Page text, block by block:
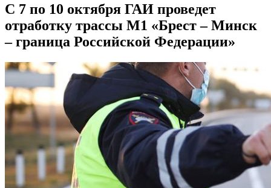
С 7 по 10 октября ГАИ проведет
отработку трассы М1 «Брест – Минск
– граница Российской Федерации»